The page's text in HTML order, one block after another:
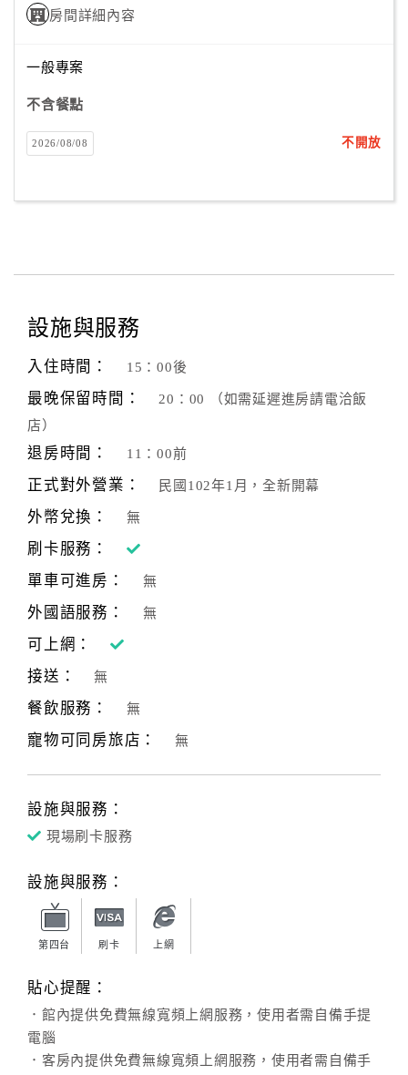
傳
房間詳細內容
一般專案
不含餐點
2026/08/08 不開放
設施與服務
入住時間： 15：00後
最晚保留時間：
20：00 （如需延遲進房請電洽飯
店）
退房時間： 11：00前
正式對外營業： 民國102年1月，全新開幕
外幣兌換： 無
刷卡服務：
單車可進房：
無
外國語服務： 無
可上網：
接送：
無
餐飲服務： 無
寵物可同房旅店： 無
設施與服務：
現場刷卡服務
設施與服務：
第四台 刷卡 上網
貼心提醒：
．館內提供免費無線寬頻上網服務，使用者需自備手提
電腦
．客房內提供免費無線寬頻上網服務，使用者需自備手